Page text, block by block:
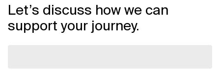
Let’s discuss how we can
support your journey.